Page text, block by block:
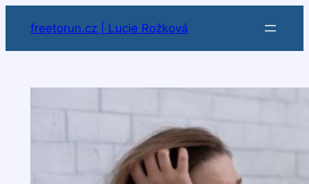
obsah
freetorun.cz | Lucie Rožková